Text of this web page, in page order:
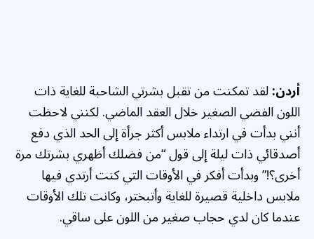
أردن:لقد تمكنت من تقبل بشرتي الشاحبة للغاية ذات
اللون الفضي الصغير خلال العقد الماضي. لكنني لاحظت
أنني بدأت في ارتداء ملابس أكثر جرأة إلى الحد الذي دفع
أصدقائي ذات ليلة إلى قول “من فضلك أظهري بشرتك مرة
أخرى؟!” وبدأت أفكر في الأوقات التي كنت أرتدي فيها
ملابس داخلية قصيرة للغاية وأتبختر، وكانت تلك الأوقات
عندما كان لدي حجاب صغير من اللون على ساقي.